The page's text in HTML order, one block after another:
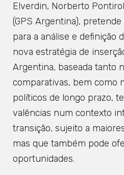
Elverdin, Norberto
(GPS Argentina),
para a análise e definição
nova estratégia de
Argentina, baseada tanto
comparativas, bem como
políticos de longo prazo,
valências num contexto
transição, sujeito a
mas que também pode
oportunidades.